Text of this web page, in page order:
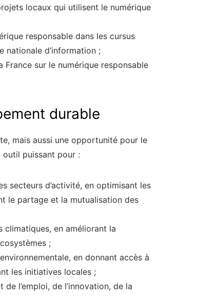
locaux qui utilisent le numérique
responsable dans les cursus
nationale d’information ;
sur le numérique responsable
durable
mais aussi une opportunité pour le
outil puissant pour :
secteurs d’activité, en optimisant les
le partage et la mutualisation des
climatiques, en améliorant la
;
en donnant accès à
les initiatives locales ;
l’emploi, de l’innovation, de la